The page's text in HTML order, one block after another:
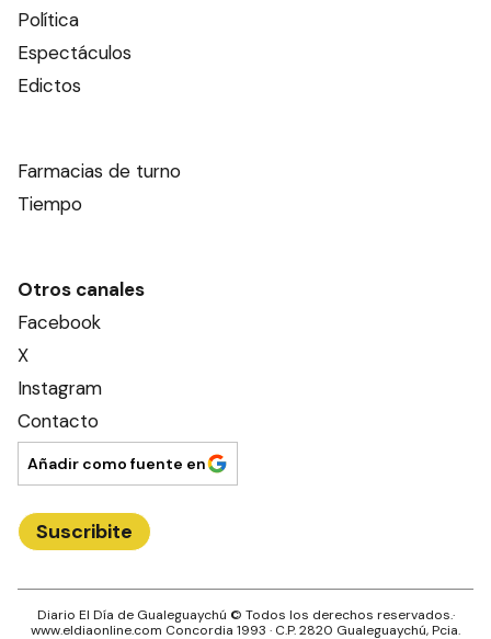
Política
Espectáculos
Edictos
Farmacias de turno
Tiempo
Otros canales
Facebook
X
Instagram
Contacto
Añadir como fuente en
Suscribite
Diario El Día de Gualeguaychú © Todos los derechos reservados.·
www.eldiaonline.com Concordia 1993 · C.P.2820 Gualeguaychú, Pcia.